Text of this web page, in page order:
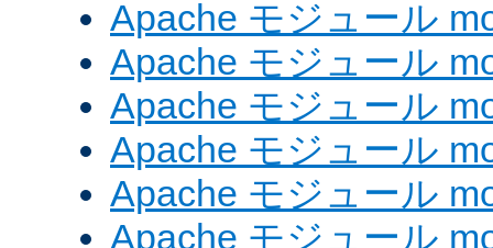
Apache モジュール
Apache モジュール
Apache モジュール
Apache モジュール
Apache モジュール
Apache モジュール